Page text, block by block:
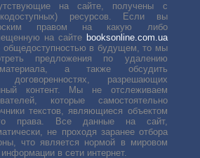
на сайте, получены с
ресурсов. Если вы
правом на какую либо
на сайте booksonline.com.ua
общедоступностью в будущем, то мы
предложения по удалению
материала, а также обсудить
разрешающих
контент. Мы не отслеживаем
которые самостоятельно
текстов, являющиеся объектом
права. Все данные на сайт,
не проходя заранее отбора
что является нормой в мировом
в сети интернет.